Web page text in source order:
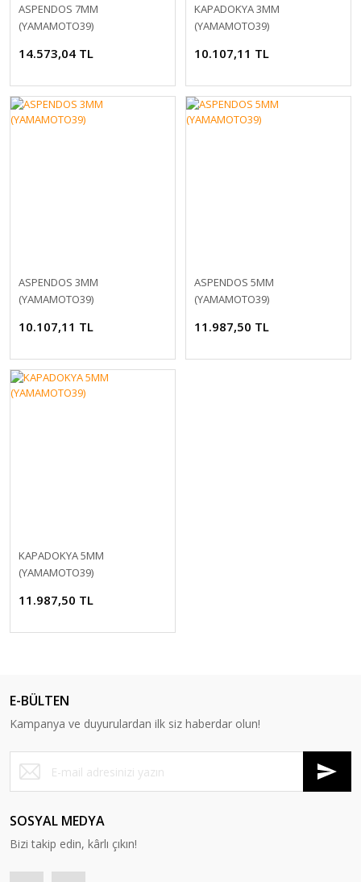
ASPENDOS 7MM
(YAMAMOTO39)
14.573,04 TL
KAPADOKYA 3MM
(YAMAMOTO39)
10.107,11 TL
ASPENDOS 3MM
(YAMAMOTO39)
10.107,11 TL
ASPENDOS 5MM
(YAMAMOTO39)
11.987,50 TL
KAPADOKYA 5MM
(YAMAMOTO39)
11.987,50 TL
E-BÜLTEN
Kampanya ve duyurulardan ilk siz haberdar olun!
SOSYAL MEDYA
Bizi takip edin, kârlı çıkın!